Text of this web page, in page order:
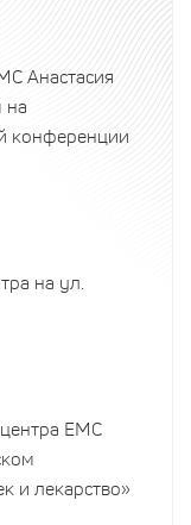
Анастасия
на
конференции
на ул.
EMC
и лекарство»